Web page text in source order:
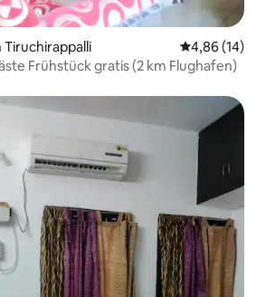
4,86 (14)
Frühstück gratis (2 km Flughafen)